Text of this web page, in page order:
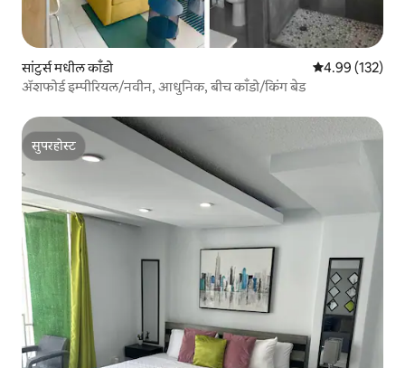
सांटुर्स मधील काँडो 5 पैकी 4.99
4.99 (132)
ॲशफोर्ड इम्पीरियल/नवीन, आधुनिक, बीच काँडो/किंग बेड
सुपरहोस्ट
सुपरहोस्ट